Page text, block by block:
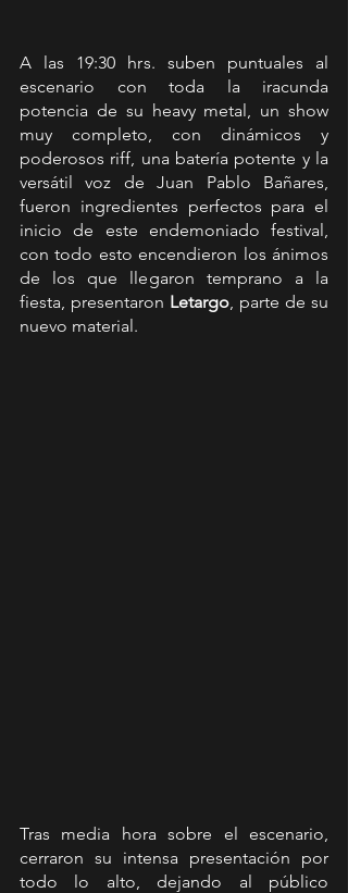
A las 19:30 hrs. suben puntuales al
escenario con toda la iracunda
potencia de su heavy metal, un show
muy completo, con dinámicos y
poderosos riff, una batería potente y la
versátil voz de Juan Pablo Bañares,
fueron ingredientes perfectos para el
inicio de este endemoniado festival,
con todo esto encendieron los ánimos
de los que llegaron temprano a la
fiesta, presentaron Letargo , parte de su
nuevo material.
Tras media hora sobre el escenario,
cerraron su intensa presentación por
todo lo alto, dejando al público